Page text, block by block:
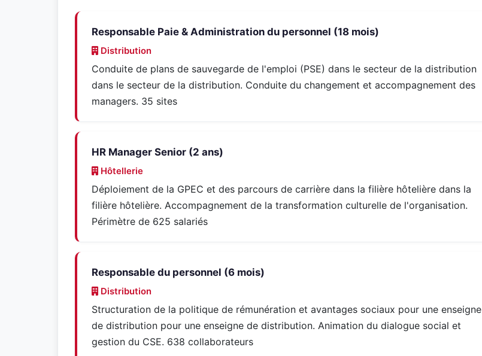
Responsable Paie & Administration du personnel (18 mois)
Distribution
Conduite de plans de sauvegarde de l'emploi (PSE) dans le secteur de la distribution
dans le secteur de la distribution. Conduite du changement et accompagnement des
managers. 35 sites
HR Manager Senior (2 ans)
Hôtellerie
Déploiement de la GPEC et des parcours de carrière dans la filière hôtelière dans la
filière hôtelière. Accompagnement de la transformation culturelle de l'organisation.
Périmètre de 625 salariés
Responsable du personnel (6 mois)
Distribution
Structuration de la politique de rémunération et avantages sociaux pour une enseigne
de distribution pour une enseigne de distribution. Animation du dialogue social et
gestion du CSE. 638 collaborateurs